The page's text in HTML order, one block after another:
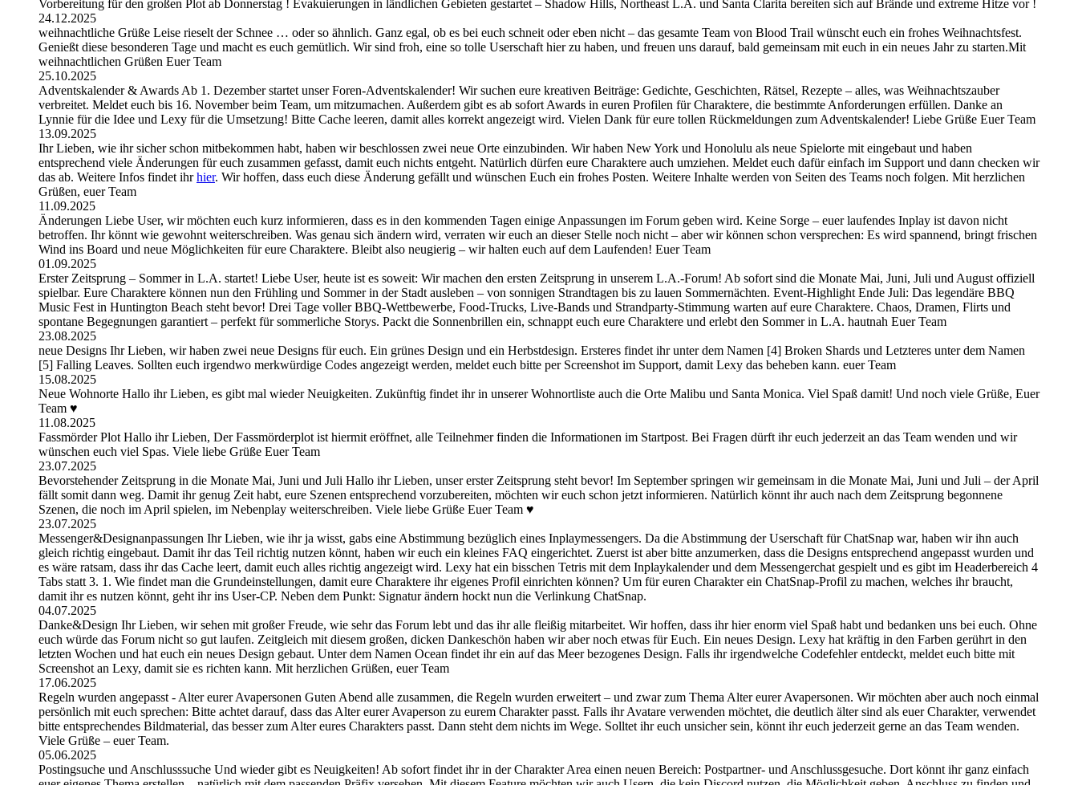
Vorbereitung für den großen Plot ab Donnerstag ! Evakuierungen in ländlichen Gebieten gestartet – Shadow Hills, Northeast L.A. und Santa Clarita bereiten sich auf Brände und extreme Hitze vor !
24.12.2025
weihnachtliche Grüße Leise rieselt der Schnee … oder so ähnlich. Ganz egal, ob es bei euch schneit oder eben nicht – das gesamte Team von Blood Trail wünscht euch ein frohes Weihnachtsfest.
Genießt diese besonderen Tage und macht es euch gemütlich. Wir sind froh, eine so tolle Userschaft hier zu haben, und freuen uns darauf, bald gemeinsam mit euch in ein neues Jahr zu starten.Mit
weihnachtlichen Grüßen Euer Team
25.10.2025
Adventskalender & Awards Ab 1. Dezember startet unser Foren-Adventskalender! Wir suchen eure kreativen Beiträge: Gedichte, Geschichten, Rätsel, Rezepte – alles, was Weihnachtszauber
verbreitet. Meldet euch bis 16. November beim Team, um mitzumachen. Außerdem gibt es ab sofort Awards in euren Profilen für Charaktere, die bestimmte Anforderungen erfüllen. Danke an
Lynnie für die Idee und Lexy für die Umsetzung! Bitte Cache leeren, damit alles korrekt angezeigt wird. Vielen Dank für eure tollen Rückmeldungen zum Adventskalender! Liebe Grüße Euer Team
13.09.2025
Ihr Lieben, wie ihr sicher schon mitbekommen habt, haben wir beschlossen zwei neue Orte einzubinden. Wir haben New York und Honolulu als neue Spielorte mit eingebaut und haben
entsprechend viele Änderungen für euch zusammen gefasst, damit euch nichts entgeht. Natürlich dürfen eure Charaktere auch umziehen. Meldet euch dafür einfach im Support und dann checken wir
das ab. Weitere Infos findet ihrhier. Wir hoffen, dass euch diese Änderung gefällt und wünschen Euch ein frohes Posten. Weitere Inhalte werden von Seiten des Teams noch folgen. Mit herzlichen
Grüßen, euer Team
11.09.2025
Änderungen Liebe User, wir möchten euch kurz informieren, dass es in den kommenden Tagen einige Anpassungen im Forum geben wird. Keine Sorge – euer laufendes Inplay ist davon nicht
betroffen. Ihr könnt wie gewohnt weiterschreiben. Was genau sich ändern wird, verraten wir euch an dieser Stelle noch nicht – aber wir können schon versprechen: Es wird spannend, bringt frischen
Wind ins Board und neue Möglichkeiten für eure Charaktere. Bleibt also neugierig – wir halten euch auf dem Laufenden! Euer Team
01.09.2025
Erster Zeitsprung – Sommer in L.A. startet! Liebe User, heute ist es soweit: Wir machen den ersten Zeitsprung in unserem L.A.-Forum! Ab sofort sind die Monate Mai, Juni, Juli und August offiziell
spielbar. Eure Charaktere können nun den Frühling und Sommer in der Stadt ausleben – von sonnigen Strandtagen bis zu lauen Sommernächten. Event-Highlight Ende Juli: Das legendäre BBQ
Music Fest in Huntington Beach steht bevor! Drei Tage voller BBQ-Wettbewerbe, Food-Trucks, Live-Bands und Strandparty-Stimmung warten auf eure Charaktere. Chaos, Dramen, Flirts und
spontane Begegnungen garantiert – perfekt für sommerliche Storys. Packt die Sonnenbrillen ein, schnappt euch eure Charaktere und erlebt den Sommer in L.A. hautnah Euer Team
23.08.2025
neue Designs Ihr Lieben, wir haben zwei neue Designs für euch. Ein grünes Design und ein Herbstdesign. Ersteres findet ihr unter dem Namen [4] Broken Shards und Letzteres unter dem Namen
[5] Falling Leaves. Sollten euch irgendwo merkwürdige Codes angezeigt werden, meldet euch bitte per Screenshot im Support, damit Lexy das beheben kann. euer Team
15.08.2025
Neue Wohnorte Hallo ihr Lieben, es gibt mal wieder Neuigkeiten. Zukünftig findet ihr in unserer Wohnortliste auch die Orte Malibu und Santa Monica. Viel Spaß damit! Und noch viele Grüße, Euer
Team ♥
11.08.2025
Fassmörder Plot Hallo ihr Lieben, Der Fassmörderplot ist hiermit eröffnet, alle Teilnehmer finden die Informationen im Startpost. Bei Fragen dürft ihr euch jederzeit an das Team wenden und wir
wünschen euch viel Spas. Viele liebe Grüße Euer Team
23.07.2025
Bevorstehender Zeitsprung in die Monate Mai, Juni und Juli Hallo ihr Lieben, unser erster Zeitsprung steht bevor! Im September springen wir gemeinsam in die Monate Mai, Juni und Juli – der April
fällt somit dann weg. Damit ihr genug Zeit habt, eure Szenen entsprechend vorzubereiten, möchten wir euch schon jetzt informieren. Natürlich könnt ihr auch nach dem Zeitsprung begonnene
Szenen, die noch im April spielen, im Nebenplay weiterschreiben. Viele liebe Grüße Euer Team ♥
23.07.2025
Messenger&Designanpassungen Ihr Lieben, wie ihr ja wisst, gabs eine Abstimmung bezüglich eines Inplaymessengers. Da die Abstimmung der Userschaft für ChatSnap war, haben wir ihn auch
gleich richtig eingebaut. Damit ihr das Teil richtig nutzen könnt, haben wir euch ein kleines FAQ eingerichtet. Zuerst ist aber bitte anzumerken, dass die Designs entsprechend angepasst wurden und
es wäre ratsam, dass ihr das Cache leert, damit euch alles richtig angezeigt wird. Lexy hat ein bisschen Tetris mit dem Inplaykalender und dem Messengerchat gespielt und es gibt im Headerbereich 4
Tabs statt 3. 1. Wie findet man die Grundeinstellungen, damit eure Charaktere ihr eigenes Profil einrichten können? Um für euren Charakter ein ChatSnap-Profil zu machen, welches ihr braucht,
damit ihr es nutzen könnt, geht ihr ins User-CP. Neben dem Punkt: Signatur ändern hockt nun die Verlinkung ChatSnap.
04.07.2025
Danke&Design Ihr Lieben, wir sehen mit großer Freude, wie sehr das Forum lebt und das ihr alle fleißig mitarbeitet. Wir hoffen, dass ihr hier enorm viel Spaß habt und bedanken uns bei euch. Ohne
euch würde das Forum nicht so gut laufen. Zeitgleich mit diesem großen, dicken Dankeschön haben wir aber noch etwas für Euch. Ein neues Design. Lexy hat kräftig in den Farben gerührt in den
letzten Wochen und hat euch ein neues Design gebaut. Unter dem Namen Ocean findet ihr ein auf das Meer bezogenes Design. Falls ihr irgendwelche Codefehler entdeckt, meldet euch bitte mit
Screenshot an Lexy, damit sie es richten kann. Mit herzlichen Grüßen, euer Team
17.06.2025
Regeln wurden angepasst - Alter eurer Avapersonen Guten Abend alle zusammen, die Regeln wurden erweitert – und zwar zum Thema Alter eurer Avapersonen. Wir möchten aber auch noch einmal
persönlich mit euch sprechen: Bitte achtet darauf, dass das Alter eurer Avaperson zu eurem Charakter passt. Falls ihr Avatare verwenden möchtet, die deutlich älter sind als euer Charakter, verwendet
bitte entsprechendes Bildmaterial, das besser zum Alter eures Charakters passt. Dann steht dem nichts im Wege. Solltet ihr euch unsicher sein, könnt ihr euch jederzeit gerne an das Team wenden.
Viele Grüße – euer Team.
05.06.2025
Postingsuche und Anschlusssuche Und wieder gibt es Neuigkeiten! Ab sofort findet ihr in der Charakter Area einen neuen Bereich: Postpartner- und Anschlussgesuche. Dort könnt ihr ganz einfach